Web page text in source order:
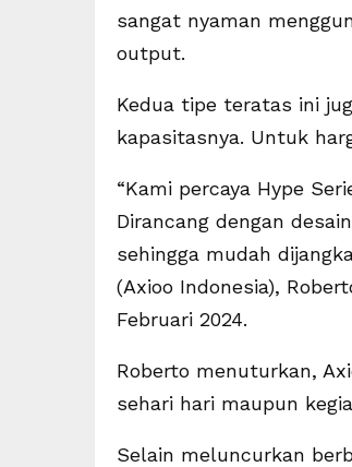
sangat nyaman
output.
Kedua tipe teratas ini
kapasitasnya. Untuk
“Kami percaya Hype
Dirancang dengan
sehingga mudah
(Axioo Indonesia),
Februari 2024.
Roberto menuturkan,
sehari hari maupun
Selain meluncurkan